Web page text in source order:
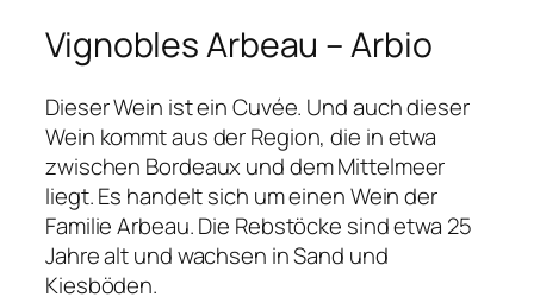
Vignobles Arbeau – Arbio
Dieser Wein ist ein Cuvée. Und auch dieser
Wein kommt aus der Region, die in etwa
zwischen Bordeaux und dem Mittelmeer
liegt. Es handelt sich um einen Wein der
Familie Arbeau. Die Rebstöcke sind etwa 25
Jahre alt und wachsen in Sand und
Kiesböden.